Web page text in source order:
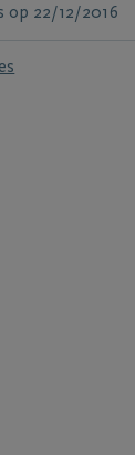
op 22/12/2016